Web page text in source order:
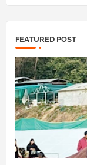
FEATURED POST